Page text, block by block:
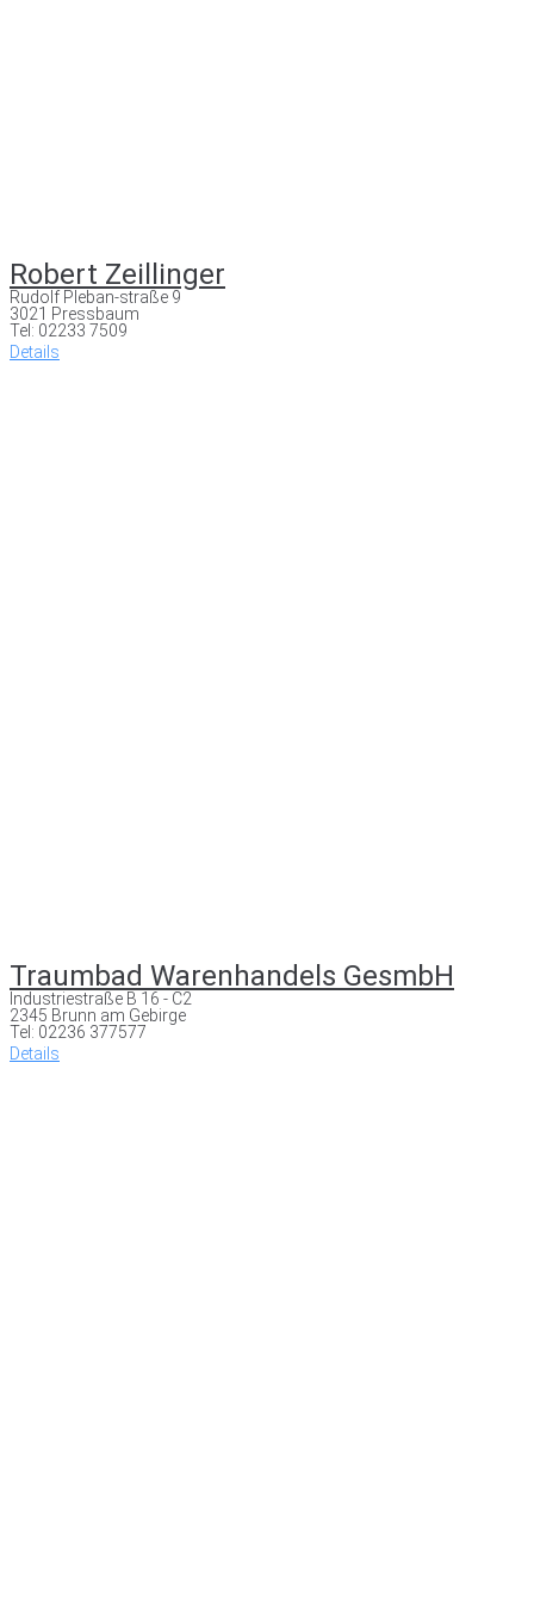
Robert Zeillinger
Rudolf Pleban-straße 9
3021 Pressbaum
Tel: 02233 7509
Details
Traumbad Warenhandels GesmbH
Industriestraße B 16 - C2
2345 Brunn am Gebirge
Tel: 02236 377577
Details